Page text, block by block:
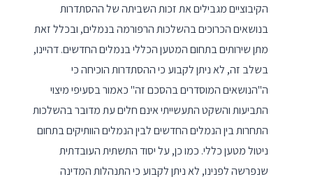
הקיבוציים מגבילים את זכות השביתה של ההסתדרות
בנושאים הכרוכים בהשלכות הרפורמה בנמלים, ובכלל זאת
מתן שירותים בתחום המטען הכללי בנמלים החדשים. דהיינו,
בשלב זה, לא ניתן לקבוע כי ההסתדרות הוכיחה כי
ה"הנושאים המוסדרים בהסכם זה" כאמור בסעיפי מיצוי
התביעות והשקט התעשייתי אינם חלים עת מדובר בהשלכות
התחרות בין הנמלים החדשים לבין הנמלים הוותיקים בתחום
ניטול מטען כללי. כמו כן, על יסוד התשתית העובדתית
שנפרשה לפנינו, לא ניתן לקבוע כי התנהלות המדינה